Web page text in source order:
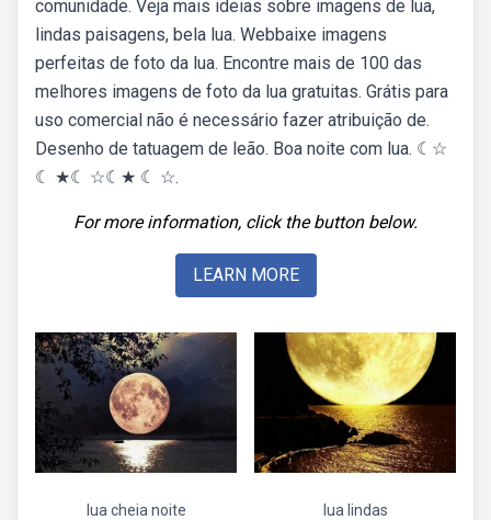
comunidade. Veja mais ideias sobre imagens de lua,
lindas paisagens, bela lua. Webbaixe imagens
perfeitas de foto da lua. Encontre mais de 100 das
melhores imagens de foto da lua gratuitas. Grátis para
uso comercial não é necessário fazer atribuição de.
Desenho de tatuagem de leão. Boa noite com lua. ☾☆
☾ ★☾ ☆☾★ ☾ ☆.
For more information, click the button below.
LEARN MORE
lua cheia noite
lua lindas